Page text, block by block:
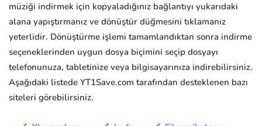
müziği indirmek için kopyaladığınız bağlantıyı yukarıdaki
alana yapıştırmanız ve dönüştür düğmesini tıklamanız
yeterlidir. Dönüştürme işlemi tamamlandıktan sonra indirme
seçeneklerinden uygun dosya biçimini seçip dosyayı
telefonunuza, tabletinize veya bilgisayarınıza indirebilirsiniz.
Aşağıdaki listede YT1Save.com tarafından desteklenen bazı
siteleri görebilirsiniz.